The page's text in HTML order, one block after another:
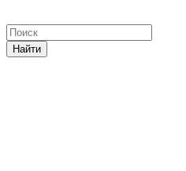
Найти